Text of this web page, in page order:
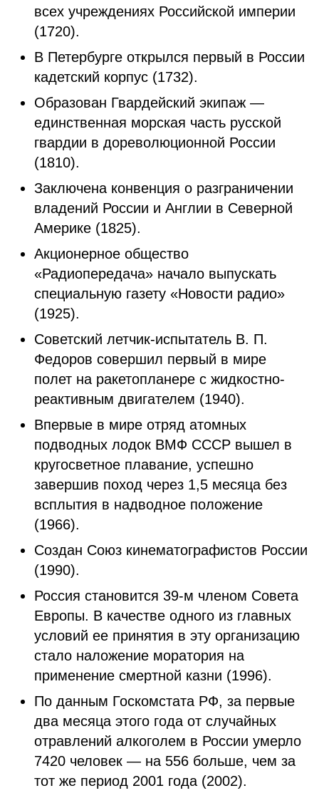
всех учреждениях Российской империи
(1720).
В Петербурге открылся первый в России
кадетский корпус (1732).
Образован Гвардейский экипаж —
единственная морская часть русской
гвардии в дореволюционной России
(1810).
Заключена конвенция о разграничении
владений России и Англии в Северной
Америке (1825).
Акционерное общество
«Радиопередача» начало выпускать
специальную газету «Новости радио»
(1925).
Советский летчик-испытатель В. П.
Федоров совершил первый в мире
полет на ракетопланере с жидкостно-
реактивным двигателем (1940).
Впервые в мире отряд атомных
подводных лодок ВМФ СССР вышел в
кругосветное плавание, успешно
завершив поход через 1,5 месяца без
всплытия в надводное положение
(1966).
Создан Союз кинематографистов России
(1990).
Россия становится 39-м членом Совета
Европы. В качестве одного из главных
условий ее принятия в эту организацию
стало наложение моратория на
применение смертной казни (1996).
По данным Госкомстата РФ, за первые
два месяца этого года от случайных
отравлений алкоголем в России умерло
7420 человек — на 556 больше, чем за
тот же период 2001 года (2002).